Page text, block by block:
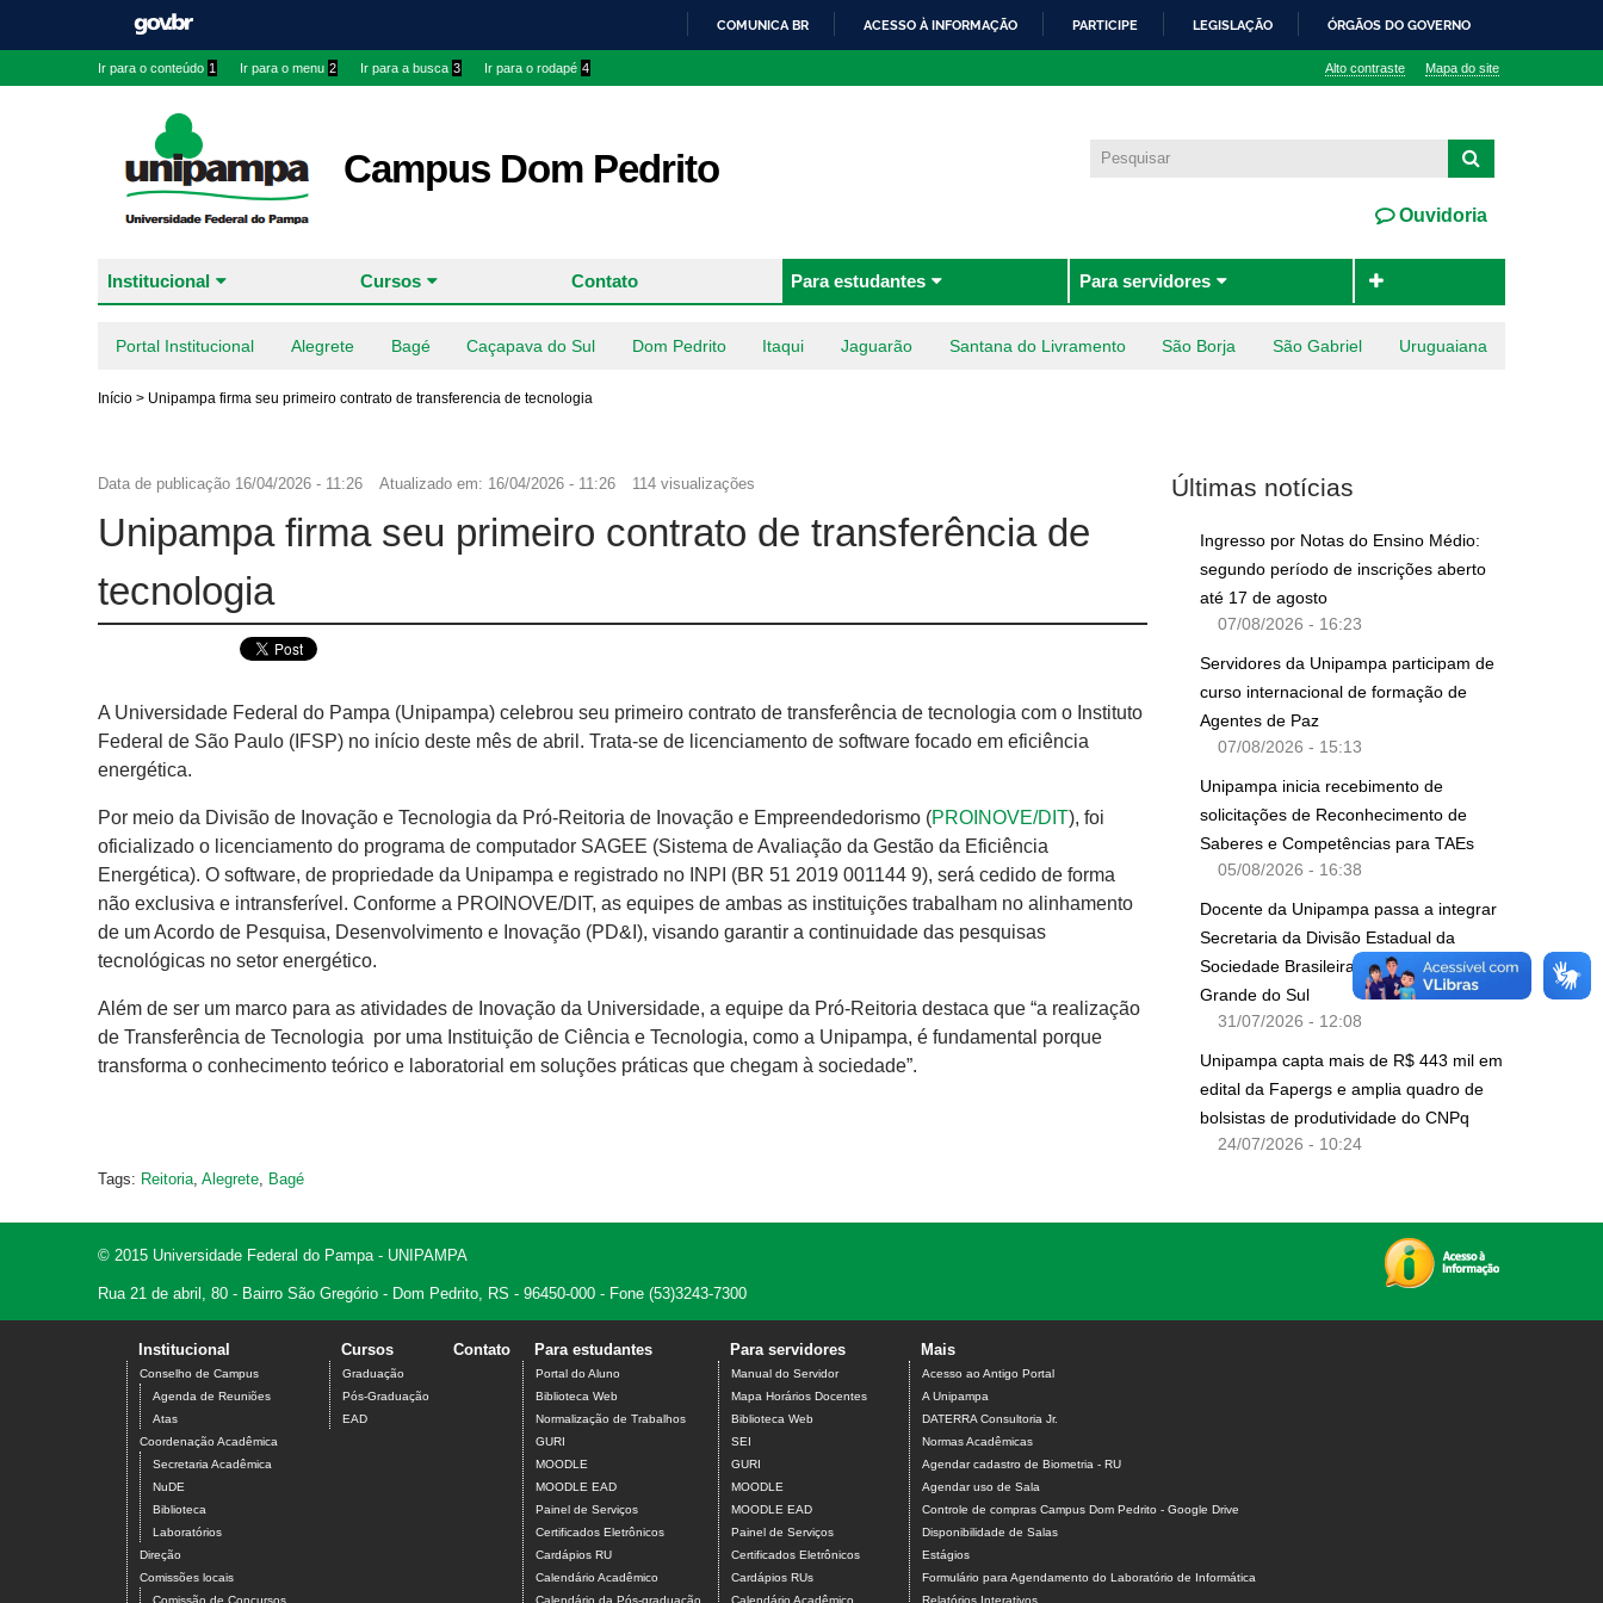
COMUNICA BR ACESSO À INFORMAÇÃO PARTICIPE LEGISLAÇÃO ÓRGÃOS DO GOVERNO
Ir para o conteúdo 1 Ir para o menu 2 Ir para a busca 3 Ir para o rodapé 4 Alto contraste Mapa do site
Campus Dom Pedrito
Ouvidoria
Institucional Cursos Contato Para estudantes Para servidores
Portal Institucional Alegrete Bagé Caçapava do Sul Dom Pedrito Itaqui Jaguarão Santana do Livramento São Borja São Gabriel Uruguaiana
Início > Unipampa firma seu primeiro contrato de transferencia de tecnologia
Data de publicação 16/04/2026 - 11:26 Atualizado em: 16/04/2026 - 11:26 114 visualizações
Unipampa firma seu primeiro contrato de transferência de
tecnologia
A Universidade Federal do Pampa (Unipampa) celebrou seu primeiro contrato de transferência de tecnologia com o Instituto
Federal de São Paulo (IFSP) no início deste mês de abril. Trata-se de licenciamento de software focado em eficiência
energética.
Por meio da Divisão de Inovação e Tecnologia da Pró-Reitoria de Inovação e Empreendedorismo (PROINOVE/DIT), foi
oficializado o licenciamento do programa de computador SAGEE (Sistema de Avaliação da Gestão da Eficiência
Energética). O software, de propriedade da Unipampa e registrado no INPI (BR 51 2019 001144 9), será cedido de forma
não exclusiva e intransferível. Conforme a PROINOVE/DIT, as equipes de ambas as instituições trabalham no alinhamento
de um Acordo de Pesquisa, Desenvolvimento e Inovação (PD&I), visando garantir a continuidade das pesquisas
tecnológicas no setor energético.
Além de ser um marco para as atividades de Inovação da Universidade, a equipe da Pró-Reitoria destaca que “a realização
de Transferência de Tecnologia por uma Instituição de Ciência e Tecnologia, como a Unipampa, é fundamental porque
transforma o conhecimento teórico e laboratorial em soluções práticas que chegam à sociedade”.
Tags: Reitoria Alegrete Bagé
Últimas notícias
Ingresso por Notas do Ensino Médio:
segundo período de inscrições aberto
até 17 de agosto
07/08/2026 - 16:23
Servidores da Unipampa participam de
curso internacional de formação de
Agentes de Paz
07/08/2026 - 15:13
Unipampa inicia recebimento de
solicitações de Reconhecimento de
Saberes e Competências para TAEs
05/08/2026 - 16:38
Docente da Unipampa passa a integrar
Secretaria da Divisão Estadual da
Sociedade Brasileira de Física no Rio
Grande do Sul
31/07/2026 - 12:08
Unipampa capta mais de R$ 443 mil em
edital da Fapergs e amplia quadro de
bolsistas de produtividade do CNPq
24/07/2026 - 10:24
© 2015 Universidade Federal do Pampa - UNIPAMPA
Rua 21 de abril, 80 - Bairro São Gregório - Dom Pedrito, RS - 96450-000 - Fone (53)3243-7300
Institucional
Conselho de Campus
Agenda de Reuniões
Atas
Coordenação Acadêmica
Secretaria Acadêmica
NuDE
Biblioteca
Laboratórios
Direção
Comissões locais
Comissão de Concursos
Cursos
Graduação
Pós-Graduação
EAD
Contato Para estudantes
Portal do Aluno
Biblioteca Web
Normalização de Trabalhos
GURI
MOODLE
MOODLE EAD
Painel de Serviços
Certificados Eletrônicos
Cardápios RU
Calendário Acadêmico
Calendário da Pós-graduação
Para servidores
Manual do Servidor
Mapa Horários Docentes
Biblioteca Web
SEI
GURI
MOODLE
MOODLE EAD
Painel de Serviços
Certificados Eletrônicos
Cardápios RUs
Calendário Acadêmico
Mais
Acesso ao Antigo Portal
A Unipampa
DATERRA Consultoria Jr.
Normas Acadêmicas
Agendar cadastro de Biometria - RU
Agendar uso de Sala
Controle de compras Campus Dom Pedrito - Google Drive
Disponibilidade de Salas
Estágios
Formulário para Agendamento do Laboratório de Informática
Relatórios Interativos